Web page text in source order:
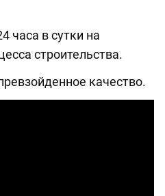
часа в сутки на
строительства.
качество.